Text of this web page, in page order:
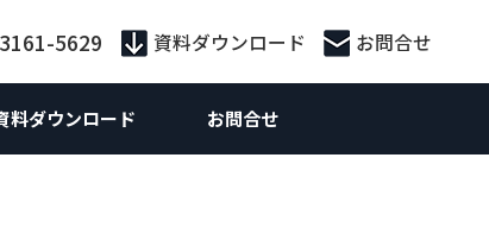
5629 資料ダウンロード お問合せ
料ダウンロード お問合せ